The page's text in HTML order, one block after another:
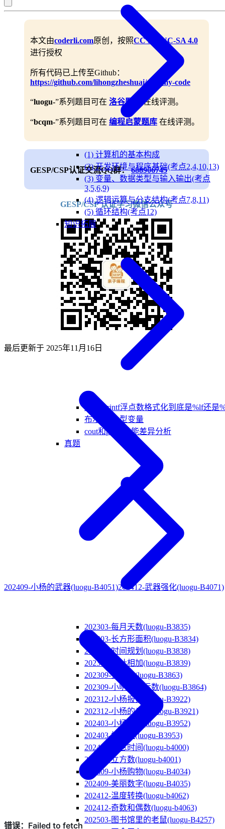
(1) 计算机的基本构成
(2) 开发环境与程序基础(考点2,4,10,13)
(3) 变量、数据类型与输入输出(考点
3,5,6,9)
(4) 逻辑运算与分支结构(考点7,8,11)
(5) 循环结构(考点12)
知识拓展
scanf/printf浮点数格式化到底是%lf还是
布尔(bool)型变量
cout和printf性能差异分析
真题
202303-每月天数(luogu-B3835)
202303-长方形面积(luogu-B3834)
202306-时间规划(luogu-B3838)
202306-累计相加(luogu-B3839)
202309-买文具(luogu-B3863)
202309-小明的幸运数(luogu-B3864)
202312-小杨报数(luogu-B3922)
202312-小杨的考试(luogu-B3921)
202403-小杨买书(luogu-B3952)
202403-找因数(luogu-B3953)
202406-休息时间(luogu-b4000)
202406-立方数(luogu-b4001)
202409-小杨购物(luogu-B4034)
202409-美丽数字(luogu-B4035)
202412-温度转换(luogu-b4062)
202412-奇数和偶数(luogu-b4063)
202503-图书馆里的老鼠(luogu-B4257)
本文由coderli.com原创，按照CC BY-NC-SA 4.0
进行授权
所有代码已上传至Github：
https://github.com/lihongzheshuai/yummy-code
“luogu-”系列题目可在 洛谷题库 在线评测。
“bcqm-”系列题目可在 编程启蒙题库 在线评测。
GESP/CSP认证交流QQ群： 688906745
GESP/CSP 认证学习微信公众号
最后更新于 2025年11月16日
202409-小杨的武器(luogu-B4051)202412-武器强化(luogu-B4071)